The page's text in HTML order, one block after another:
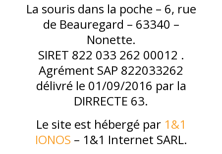
La souris dans la poche – 6, rue
de Beauregard – 63340 –
Nonette.
SIRET 822 033 262 00012 .
Agrément SAP 822033262
délivré le 01/09/2016 par la
DIRRECTE 63.
Le site est hébergé par 1&1
IONOS – 1&1 Internet SARL.